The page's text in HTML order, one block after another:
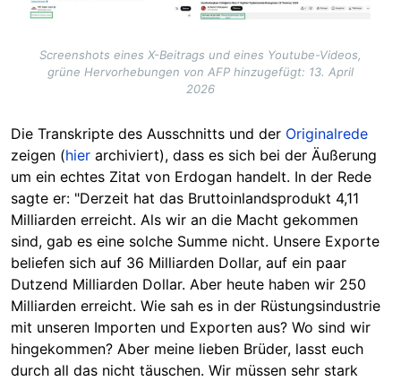
Screenshots eines X-Beitrags und eines Youtube-Videos,
grüne Hervorhebungen von AFP hinzugefügt: 13. April
2026
Die Transkripte des Ausschnitts und der Originalrede
zeigen (hier archiviert), dass es sich bei der Äußerung
um ein echtes Zitat von Erdogan handelt. In der Rede
sagte er: "Derzeit hat das Bruttoinlandsprodukt 4,11
Milliarden erreicht. Als wir an die Macht gekommen
sind, gab es eine solche Summe nicht. Unsere Exporte
beliefen sich auf 36 Milliarden Dollar, auf ein paar
Dutzend Milliarden Dollar. Aber heute haben wir 250
Milliarden erreicht. Wie sah es in der Rüstungsindustrie
mit unseren Importen und Exporten aus? Wo sind wir
hingekommen? Aber meine lieben Brüder, lasst euch
durch all das nicht täuschen. Wir müssen sehr stark